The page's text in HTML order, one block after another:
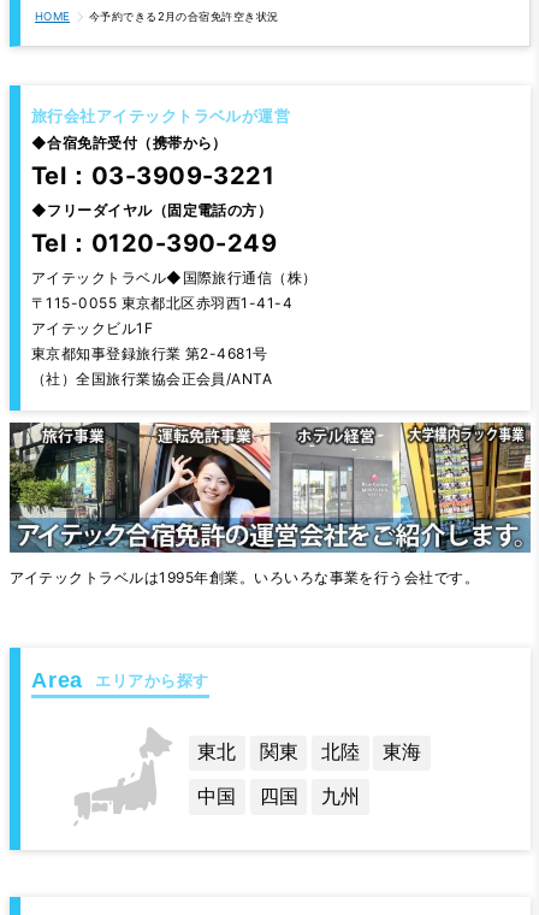
HOME 今予約できる2月の合宿免許空き状況
旅行会社アイテックトラベルが運営
◆合宿免許受付（携帯から）
Tel：03-3909-3221
◆フリーダイヤル（固定電話の方）
Tel：0120-390-249
アイテックトラベル◆国際旅行通信（株）
〒115-0055 東京都北区赤羽西1-41-4
アイテックビル1F
東京都知事登録旅行業 第2-4681号
（社）全国旅行業協会正会員/ANTA
アイテックトラベルは1995年創業。いろいろな事業を行う会社です。
エリアから探す
東北 関東 北陸
東海
中国
四国 九州